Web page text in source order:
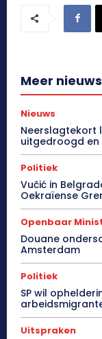
Meer nieuws
Nieuws
Neerslagtekort
uitgedroogd en
Politiek
Vučić in
Oekraïense
Openbaar
Douane
Amsterdam
Politiek
SP wil
Uitspraken